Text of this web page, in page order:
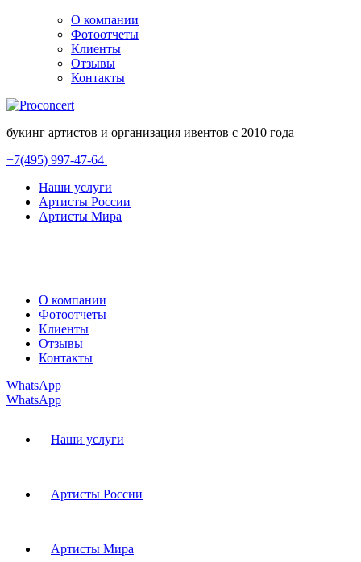
О компании
Фотоотчеты
Клиенты
Отзывы
Контакты
букинг артистов и организация ивентов с 2010 года
+7(495) 997-47-64
Наши услуги
Артисты России
Артисты Мира
О компании
Фотоотчеты
Клиенты
Отзывы
Контакты
WhatsApp
WhatsApp
Наши услуги
Артисты России
Артисты Мира